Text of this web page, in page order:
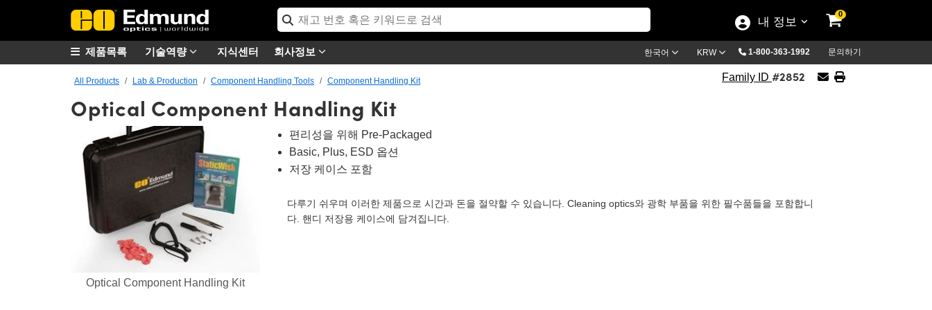
내 정보
0
기술역량 지식센터 회사정보 한국어 KRW 1-800-363-1992 문의하기
제품목록
All Products Lab & Production Component Handling Tools Component Handling Kit Family ID #2852
Optical Component Handling Kit
Optical Component Handling Kit
편리성을 위해 Pre-Packaged
Basic, Plus, ESD 옵션
저장 케이스 포함
다루기 쉬우며 이러한 제품으로 시간과 돈을 절약할 수 있습니다. Cleaning optics와 광학 부품을 위한 필수품들을 포함합니
다. 핸디 저장용 케이스에 담겨집니다.